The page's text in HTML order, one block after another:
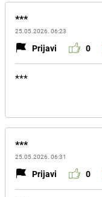
***
25.05.2026. 06:23
Prijavi 0
***
***
25.05.2026. 06:31
Prijavi 0